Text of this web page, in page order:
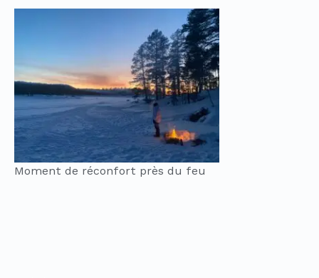
Moment de réconfort près du feu